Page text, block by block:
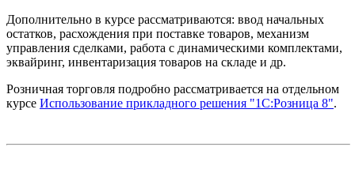
Дополнительно в курсе рассматриваются: ввод начальных
остатков, расхождения при поставке товаров, механизм
управления сделками, работа с динамическими комплектами,
эквайринг, инвентаризация товаров на складе и др.
Розничная торговля подробно рассматривается на отдельном
курсе Использование прикладного решения "1С:Розница 8".